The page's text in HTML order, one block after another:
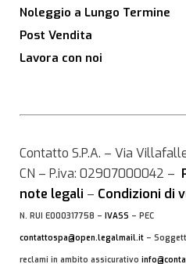
Noleggio a Lungo Termine
Post Vendita
Lavora con noi
Contatto S.P.A. – Via
CN – P.iva: 02907000042 –
note legali – Condizioni di
N. RUI E000317758 – IVASS – PEC
contattospa@open.legalmail.it –
reclami in ambito assicurativo